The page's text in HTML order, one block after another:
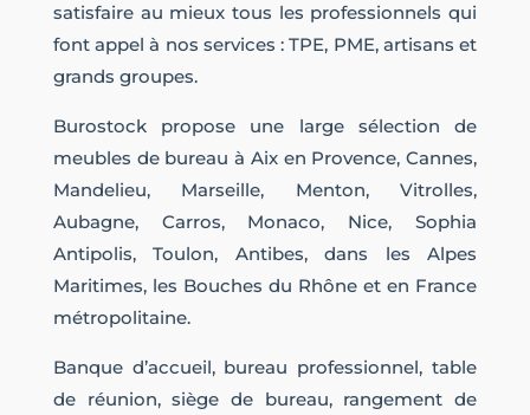
satisfaire au mieux tous les professionnels qui
font appel à nos services : TPE, PME, artisans et
grands groupes.
Burostock propose une large sélection de
meubles de bureau à Aix en Provence, Cannes,
Mandelieu, Marseille, Menton, Vitrolles,
Aubagne, Carros, Monaco, Nice, Sophia
Antipolis, Toulon, Antibes, dans les Alpes
Maritimes, les Bouches du Rhône et en France
métropolitaine.
Banque d’accueil, bureau professionnel, table
de réunion, siège de bureau, rangement de